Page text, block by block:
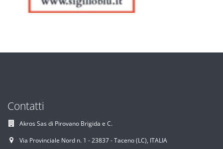
Contatti
Akros Sas di Pirovano Brigida e C.
Via Provinciale Nord n. 1 - 23837 - Taceno (LC), ITALIA